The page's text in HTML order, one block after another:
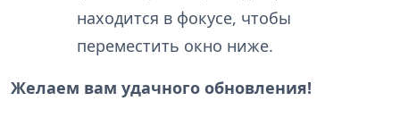
находится в фокусе, чтобы
переместить окно ниже.
Желаем вам удачного обновления!